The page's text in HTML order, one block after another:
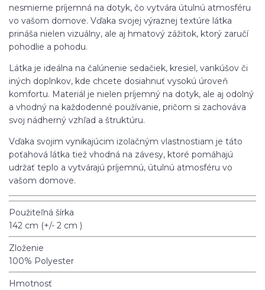
nesmierne príjemná na dotyk, čo vytvára útulnú atmosféru
vo vašom domove. Vďaka svojej výraznej textúre látka
prináša nielen vizuálny, ale aj hmatový zážitok, ktorý zaručí
pohodlie a pohodu.
Látka je ideálna na čalúnenie sedačiek, kresiel, vankúšov či
iných doplnkov, kde chcete dosiahnuť vysokú úroveň
komfortu. Materiál je nielen príjemný na dotyk, ale aj odolný
a vhodný na každodenné používanie, pričom si zachováva
svoj nádherný vzhľad a štruktúru.
Vďaka svojim vynikajúcim izolačným vlastnostiam je táto
poťahová látka tiež vhodná na závesy, ktoré pomáhajú
udržať teplo a vytvárajú príjemnú, útulnú atmosféru vo
vašom domove.
Použiteľná šírka
142 cm (+/- 2 cm )
Zloženie
100% Polyester
Hmotnosť